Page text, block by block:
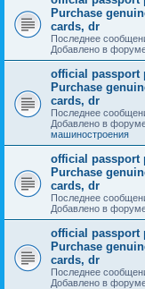
Purchase
cards, dr
Последнее
Добавлено в
official passport
Purchase
cards, dr
Последнее
Добавлено в
машиностроения
official passport
Purchase
cards, dr
Последнее
Добавлено в
official passport
Purchase
cards, dr
Последнее
Добавлено в